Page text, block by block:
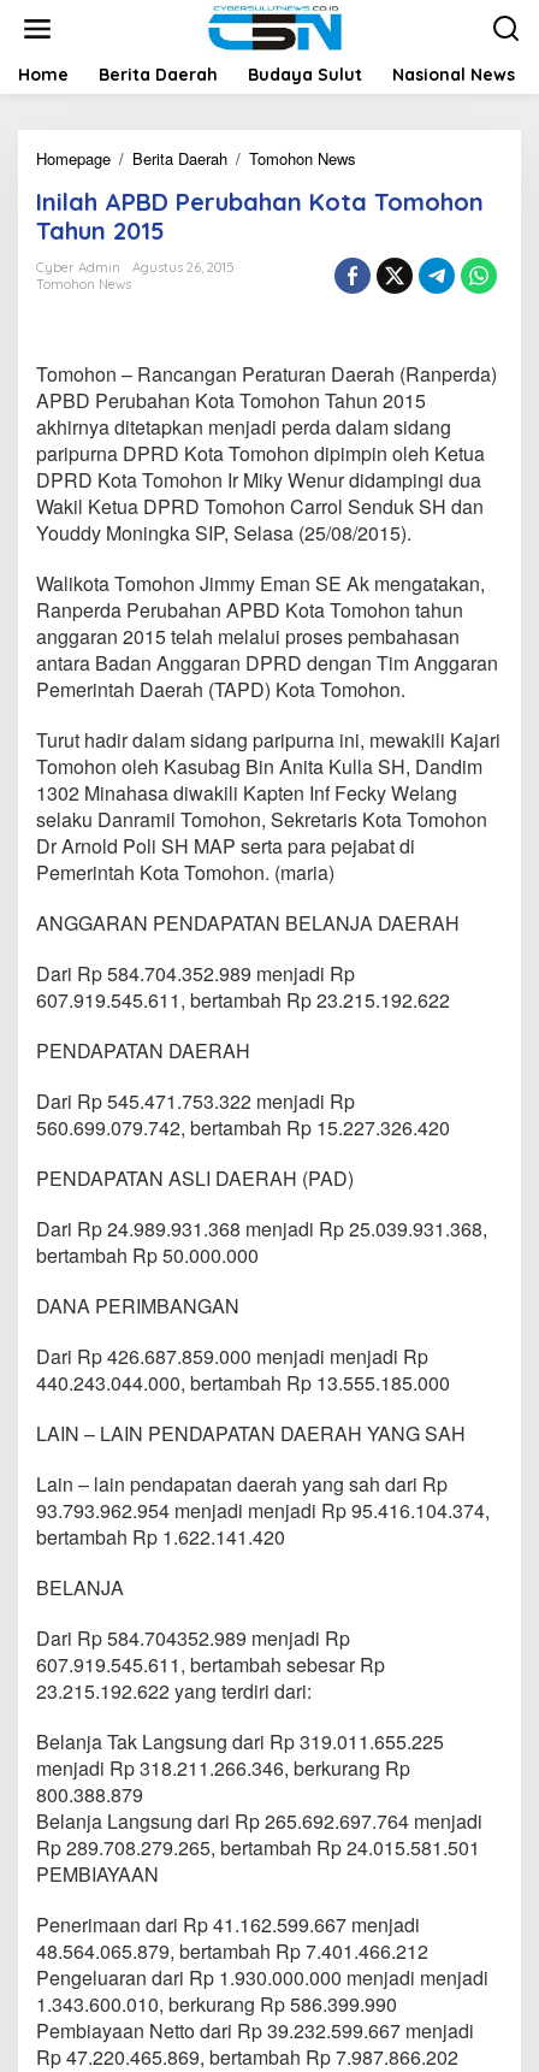
t
Home Berita Daerah Budaya Sulut Nasional News
Homepage / Berita Daerah / Tomohon News
i
h
A
P
e
r
u
b
a
h
a
n
o
t
a
T
o
m
h
o
n
T
a
h
2
0
Inilah APBD Perubahan Kota Tomohon
Tahun 2015
Cyber Admin
Agustus 26, 2015
Tomohon News
Tomohon – Rancangan Peraturan Daerah (Ranperda)
APBD Perubahan Kota Tomohon Tahun 2015
akhirnya ditetapkan menjadi perda dalam sidang
paripurna DPRD Kota Tomohon dipimpin oleh Ketua
DPRD Kota Tomohon Ir Miky Wenur didampingi dua
Wakil Ketua DPRD Tomohon Carrol Senduk SH dan
Youddy Moningka SIP, Selasa (25/08/2015).
Walikota Tomohon Jimmy Eman SE Ak mengatakan,
Ranperda Perubahan APBD Kota Tomohon tahun
anggaran 2015 telah melalui proses pembahasan
antara Badan Anggaran DPRD dengan Tim Anggaran
Pemerintah Daerah (TAPD) Kota Tomohon.
Turut hadir dalam sidang paripurna ini, mewakili Kajari
Tomohon oleh Kasubag Bin Anita Kulla SH, Dandim
1302 Minahasa diwakili Kapten Inf Fecky Welang
selaku Danramil Tomohon, Sekretaris Kota Tomohon
Dr Arnold Poli SH MAP serta para pejabat di
Pemerintah Kota Tomohon. (maria)
ANGGARAN PENDAPATAN BELANJA DAERAH
Dari Rp 584.704.352.989 menjadi Rp
607.919.545.611, bertambah Rp 23.215.192.622
PENDAPATAN DAERAH
Dari Rp 545.471.753.322 menjadi Rp
560.699.079.742, bertambah Rp 15.227.326.420
PENDAPATAN ASLI DAERAH (PAD)
Dari Rp 24.989.931.368 menjadi Rp 25.039.931.368,
bertambah Rp 50.000.000
DANA PERIMBANGAN
Dari Rp 426.687.859.000 menjadi menjadi Rp
440.243.044.000, bertambah Rp 13.555.185.000
LAIN – LAIN PENDAPATAN DAERAH YANG SAH
Lain – lain pendapatan daerah yang sah dari Rp
93.793.962.954 menjadi menjadi Rp 95.416.104.374,
bertambah Rp 1.622.141.420
BELANJA
Dari Rp 584.704352.989 menjadi Rp
607.919.545.611, bertambah sebesar Rp
23.215.192.622 yang terdiri dari:
Belanja Tak Langsung dari Rp 319.011.655.225
menjadi Rp 318.211.266.346, berkurang Rp
800.388.879
Belanja Langsung dari Rp 265.692.697.764 menjadi
Rp 289.708.279.265, bertambah Rp 24.015.581.501
PEMBIAYAAN
Penerimaan dari Rp 41.162.599.667 menjadi
48.564.065.879, bertambah Rp 7.401.466.212
Pengeluaran dari Rp 1.930.000.000 menjadi menjadi
1.343.600.010, berkurang Rp 586.399.990
Pembiayaan Netto dari Rp 39.232.599.667 menjadi
Rp 47.220.465.869, bertambah Rp 7.987.866.202